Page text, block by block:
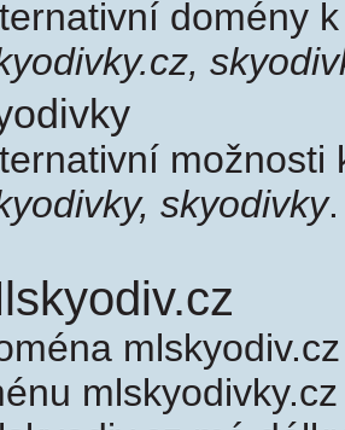
domény
možnosti
skyodivky.